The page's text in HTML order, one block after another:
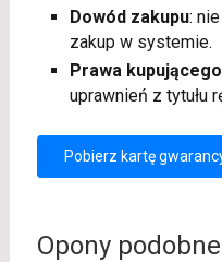
Dowód zakupu:
zakup w systemie.
Prawa kupującego
uprawnień z tytułu
Pobierz kartę
Opony